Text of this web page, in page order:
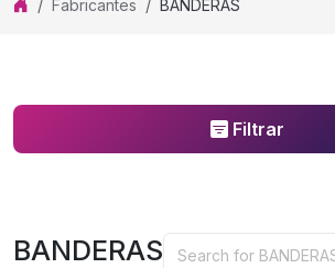
Fabricantes BANDERAS
Filtrar
BANDERAS